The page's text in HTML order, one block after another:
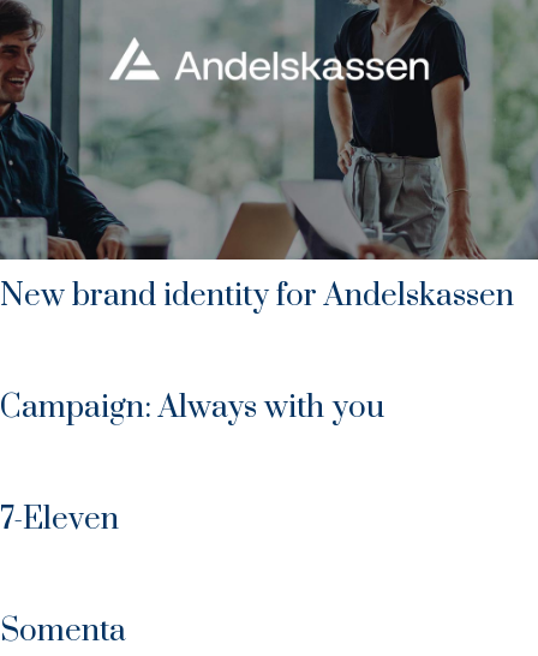
New brand identity for Andelskassen​
Campaign: Always with you
7-Eleven
Somenta